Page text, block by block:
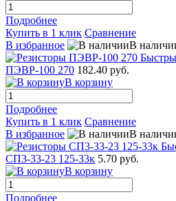
Подробнее
Купить в 1 клик Сравнение
В избранное
В
ПЭВР-100 270 182.40 руб.
В корзину
Подробнее
Купить в 1 клик Сравнение
В избранное
В
СП3-33-23 125-33к 5.70 руб.
В корзину
Подробнее